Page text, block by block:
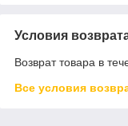
Условия
Возврат товара в
Все условия